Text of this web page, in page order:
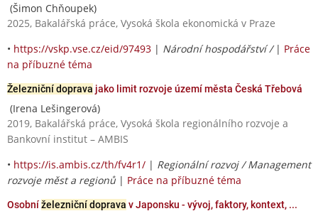
(Šimon Chňoupek)
2025, Bakalářská práce, Vysoká škola ekonomická v Praze
• https://vskp.vse.cz/eid/97493 | Národní hospodářství / | Práce
na příbuzné téma
Železniční doprava jako limit rozvoje území města Česká Třebová
(Irena Lešingerová)
2019, Bakalářská práce, Vysoká škola regionálního rozvoje a
Bankovní institut – AMBIS
• https://is.ambis.cz/th/fv4r1/ | Regionální rozvoj / Management
rozvoje měst a regionů | Práce na příbuzné téma
Osobníželezniční doprava v Japonsku - vývoj, faktory, kontext, ...